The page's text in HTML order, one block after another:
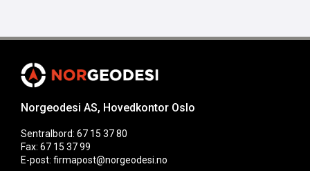
Norgeodesi AS, Hovedkontor Oslo
Sentralbord: 67 15 37 80
Fax: 67 15 37 99
E-post: firmapost@norgeodesi.no